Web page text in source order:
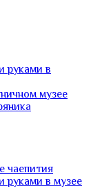
руками в
музее
чаепития
руками в музее